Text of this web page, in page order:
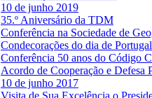
10 de junho 2019
35.º Aniversário da TDM
Conferência na Sociedade de
Condecorações do dia de
Conferência 50 anos do Código
Acordo de Cooperação e Defesa
10 de junho 2017
Visita de Sua Excelência o